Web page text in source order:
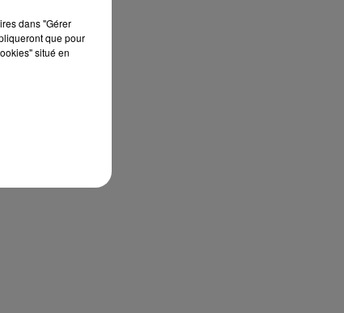
dans "Gérer
que pour
situé en